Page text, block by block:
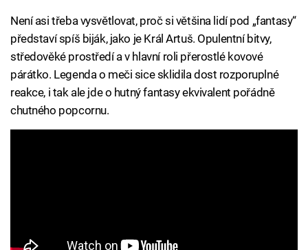
Není asi třeba vysvětlovat, proč si většina lidí pod „fantasy“
představí spíš biják, jako je Král Artuš. Opulentní bitvy,
středověké prostředí a v hlavní roli přerostlé kovové
párátko. Legenda o meči sice sklidila dost rozporuplné
reakce, i tak ale jde o hutný fantasy ekvivalent pořádně
chutného popcornu.